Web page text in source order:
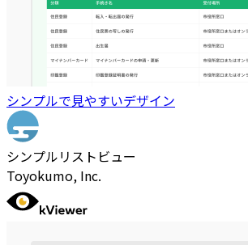
シンプルで見やすいデザイン
シンプルリストビュー
Toyokumo, Inc.